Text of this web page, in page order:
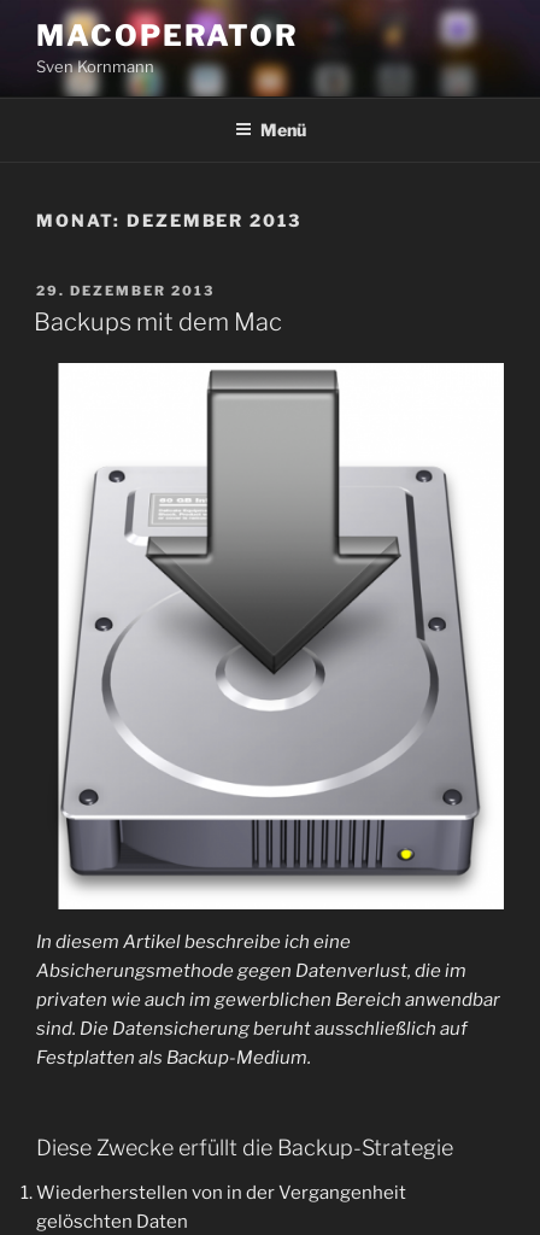
Inhalt
springen
MACOPERATOR
Sven Kornmann
Menü
MONAT: DEZEMBER 2013
VERÖFFENTLICHT
AM
29. DEZEMBER 2013
Backups mit dem Mac
In diesem Artikel beschreibe ich eine
Absicherungsmethode gegen Datenverlust, die im
privaten wie auch im gewerblichen Bereich anwendbar
sind. Die Datensicherung beruht ausschließlich auf
Festplatten als Backup-Medium.
Diese Zwecke erfüllt die Backup-Strategie
Wiederherstellen von in der Vergangenheit
gelöschten Daten